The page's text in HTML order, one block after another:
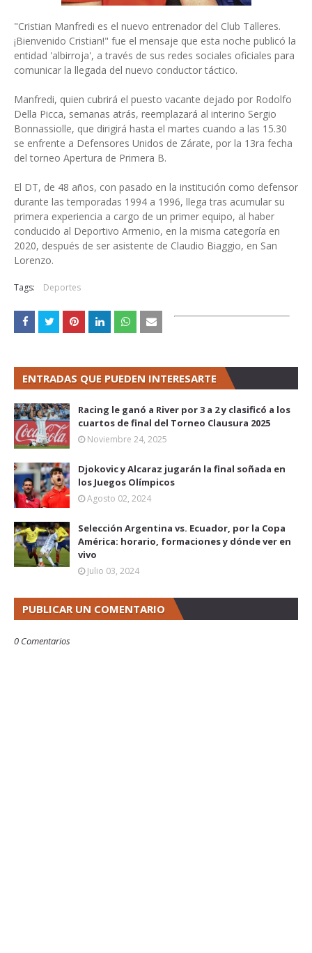
"Cristian Manfredi es el nuevo entrenador del Club Talleres.
¡Bienvenido Cristian!" fue el mensaje que esta noche publicó la
entidad 'albirroja', a través de sus redes sociales oficiales para
comunicar la llegada del nuevo conductor táctico.
Manfredi, quien cubrirá el puesto vacante dejado por Rodolfo
Della Picca, semanas atrás, reemplazará al interino Sergio
Bonnassiolle, que dirigirá hasta el martes cuando a las 15.30
se enfrente a Defensores Unidos de Zárate, por la 13ra fecha
del torneo Apertura de Primera B.
El DT, de 48 años, con pasado en la institución como defensor
durante las temporadas 1994 a 1996, llega tras acumular su
primera experiencia a cargo de un primer equipo, al haber
conducido al Deportivo Armenio, en la misma categoría en
2020, después de ser asistente de Claudio Biaggio, en San
Lorenzo.
Tags: Deportes
ENTRADAS QUE PUEDEN INTERESARTE
Racing le ganó a River por 3 a 2 y clasificó a los
cuartos de final del Torneo Clausura 2025
Noviembre 24, 2025
Djokovic y Alcaraz jugarán la final soñada en
los Juegos Olímpicos
Agosto 02, 2024
Selección Argentina vs. Ecuador, por la Copa
América: horario, formaciones y dónde ver en
vivo
Julio 03, 2024
PUBLICAR UN COMENTARIO
0 Comentarios